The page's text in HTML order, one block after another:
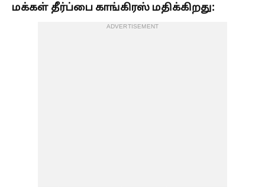
மக்கள் தீர்ப்பை காங்கிரஸ் மதிக்கிறது:
ADVERTISEMENT